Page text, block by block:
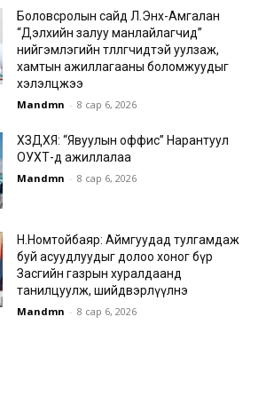
Боловсролын сайд Л.Энх-Амгалан
“Дэлхийн залуу манлайлагчид”
нийгэмлэгийн төлөөлөгчидтэй уулзаж,
хамтын ажиллагааны боломжуудыг
хэлэлцжээ
Mandmn - 8 сар 6, 2026
ХЗДХЯ: “Явуулын оффис” Нарантуул
ОУХТ-д ажиллалаа
Mandmn - 8 сар 6, 2026
Н.Номтойбаяр: Аймгуудад тулгамдаж
буй асуудлуудыг долоо хоног бүр
Засгийн газрын хуралдаанд
танилцуулж, шийдвэрлүүлнэ
Mandmn - 8 сар 6, 2026